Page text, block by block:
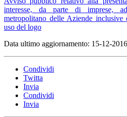
interesse, da parte di imprese,
metropolitano delle Aziende inclusive
uso del logo
Data ultimo aggiornamento: 15-12-2016
Condividi
Twitta
Invia
Condividi
Invia